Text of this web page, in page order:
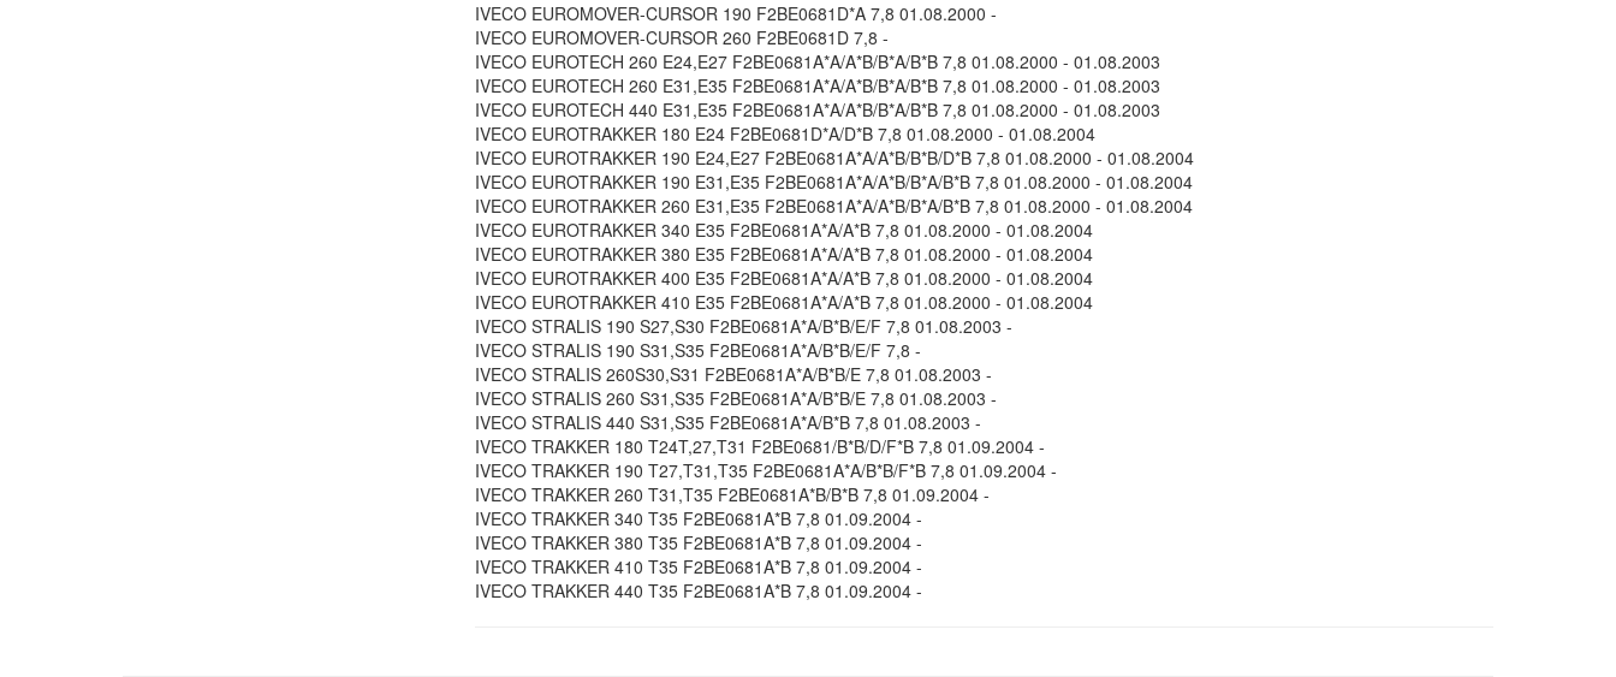
IVECO EUROMOVER-CURSOR 190 F2BE0681D*A 7,8 01.08.2000 -
IVECO EUROMOVER-CURSOR 260 F2BE0681D 7,8 -
IVECO EUROTECH 260 E24,E27 F2BE0681A*A/A*B/B*A/B*B 7,8 01.08.2000 - 01.08.2003
IVECO EUROTECH 260 E31,E35 F2BE0681A*A/A*B/B*A/B*B 7,8 01.08.2000 - 01.08.2003
IVECO EUROTECH 440 E31,E35 F2BE0681A*A/A*B/B*A/B*B 7,8 01.08.2000 - 01.08.2003
IVECO EUROTRAKKER 180 E24 F2BE0681D*A/D*B 7,8 01.08.2000 - 01.08.2004
IVECO EUROTRAKKER 190 E24,E27 F2BE0681A*A/A*B/B*B/D*B 7,8 01.08.2000 - 01.08.2004
IVECO EUROTRAKKER 190 E31,E35 F2BE0681A*A/A*B/B*A/B*B 7,8 01.08.2000 - 01.08.2004
IVECO EUROTRAKKER 260 E31,E35 F2BE0681A*A/A*B/B*A/B*B 7,8 01.08.2000 - 01.08.2004
IVECO EUROTRAKKER 340 E35 F2BE0681A*A/A*B 7,8 01.08.2000 - 01.08.2004
IVECO EUROTRAKKER 380 E35 F2BE0681A*A/A*B 7,8 01.08.2000 - 01.08.2004
IVECO EUROTRAKKER 400 E35 F2BE0681A*A/A*B 7,8 01.08.2000 - 01.08.2004
IVECO EUROTRAKKER 410 E35 F2BE0681A*A/A*B 7,8 01.08.2000 - 01.08.2004
IVECO STRALIS 190 S27,S30 F2BE0681A*A/B*B/E/F 7,8 01.08.2003 -
IVECO STRALIS 190 S31,S35 F2BE0681A*A/B*B/E/F 7,8 -
IVECO STRALIS 260S30,S31 F2BE0681A*A/B*B/E 7,8 01.08.2003 -
IVECO STRALIS 260 S31,S35 F2BE0681A*A/B*B/E 7,8 01.08.2003 -
IVECO STRALIS 440 S31,S35 F2BE0681A*A/B*B 7,8 01.08.2003 -
IVECO TRAKKER 180 T24T,27,T31 F2BE0681/B*B/D/F*B 7,8 01.09.2004 -
IVECO TRAKKER 190 T27,T31,T35 F2BE0681A*A/B*B/F*B 7,8 01.09.2004 -
IVECO TRAKKER 260 T31,T35 F2BE0681A*B/B*B 7,8 01.09.2004 -
IVECO TRAKKER 340 T35 F2BE0681A*B 7,8 01.09.2004 -
IVECO TRAKKER 380 T35 F2BE0681A*B 7,8 01.09.2004 -
IVECO TRAKKER 410 T35 F2BE0681A*B 7,8 01.09.2004 -
IVECO TRAKKER 440 T35 F2BE0681A*B 7,8 01.09.2004 -